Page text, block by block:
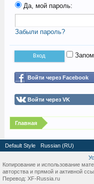
Да, мой пароль:
Забыли пароль?
Войти через Facebook
Войти через VK
Главная
Default Style Russian (RU)
Копирование и использование
авторства и прямой и активной
Перевод: XF-Russia.ru